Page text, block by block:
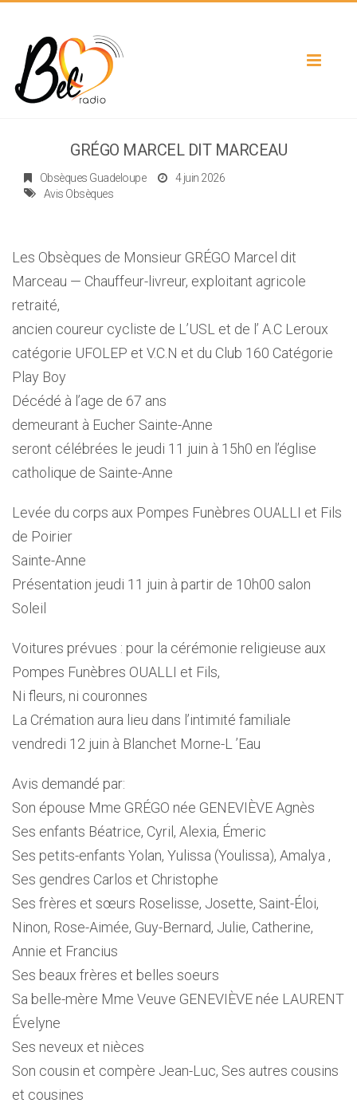
Toggle
GRÉGO MARCEL DIT MARCEAU
Obsèques Guadeloupe
4 juin 2026
Avis Obsèques
Les Obsèques de Monsieur GRÉGO Marcel dit
Marceau — Chauffeur-livreur, exploitant agricole
retraité,
ancien coureur cycliste de L’USL et de l’ A.C Leroux
catégorie UFOLEP et V.C.N et du Club 160 Catégorie
Play Boy
Décédé à l’age de 67 ans
demeurant à Eucher Sainte-Anne
seront célébrées le jeudi 11 juin à 15h0 en l’église
catholique de Sainte-Anne
Levée du corps aux Pompes Funèbres OUALLI et Fils
de Poirier
Sainte-Anne
Présentation jeudi 11 juin à partir de 10h00 salon
Soleil
Voitures prévues : pour la cérémonie religieuse aux
Pompes Funèbres OUALLI et Fils,
Ni fleurs, ni couronnes
La Crémation aura lieu dans l’intimité familiale
vendredi 12 juin à Blanchet Morne-L ’Eau
Avis demandé par:
Son épouse Mme GRÉGO née GENEVIÈVE Agnès
Ses enfants Béatrice, Cyril, Alexia, Émeric
Ses petits-enfants Yolan, Yulissa (Youlissa), Amalya ,
Ses gendres Carlos et Christophe
Ses frères et sœurs Roselisse, Josette, Saint-Éloi,
Ninon, Rose-Aimée, Guy-Bernard, Julie, Catherine,
Annie et Francius
Ses beaux frères et belles soeurs
Sa belle-mère Mme Veuve GENEVIÈVE née LAURENT
Évelyne
Ses neveux et nièces
Son cousin et compère Jean-Luc, Ses autres cousins
et cousines